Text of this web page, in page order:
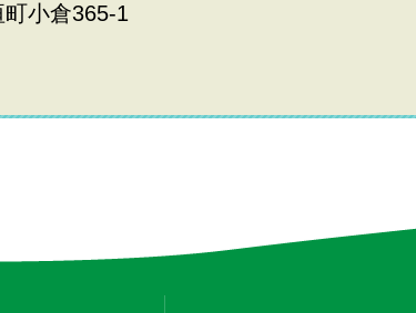
小倉365-1